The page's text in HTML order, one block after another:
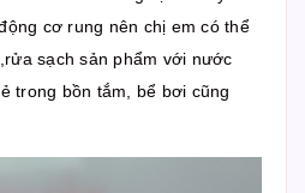
cơ rung nên chị em có thể
sạch sản phẩm với nước
trong bồn tắm, bể bơi cũng